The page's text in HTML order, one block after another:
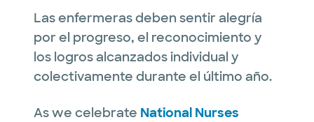
Las enfermeras deben sentir alegría
por el progreso, el reconocimiento y
los logros alcanzados individual y
colectivamente durante el último año.
As we celebrate National Nurses